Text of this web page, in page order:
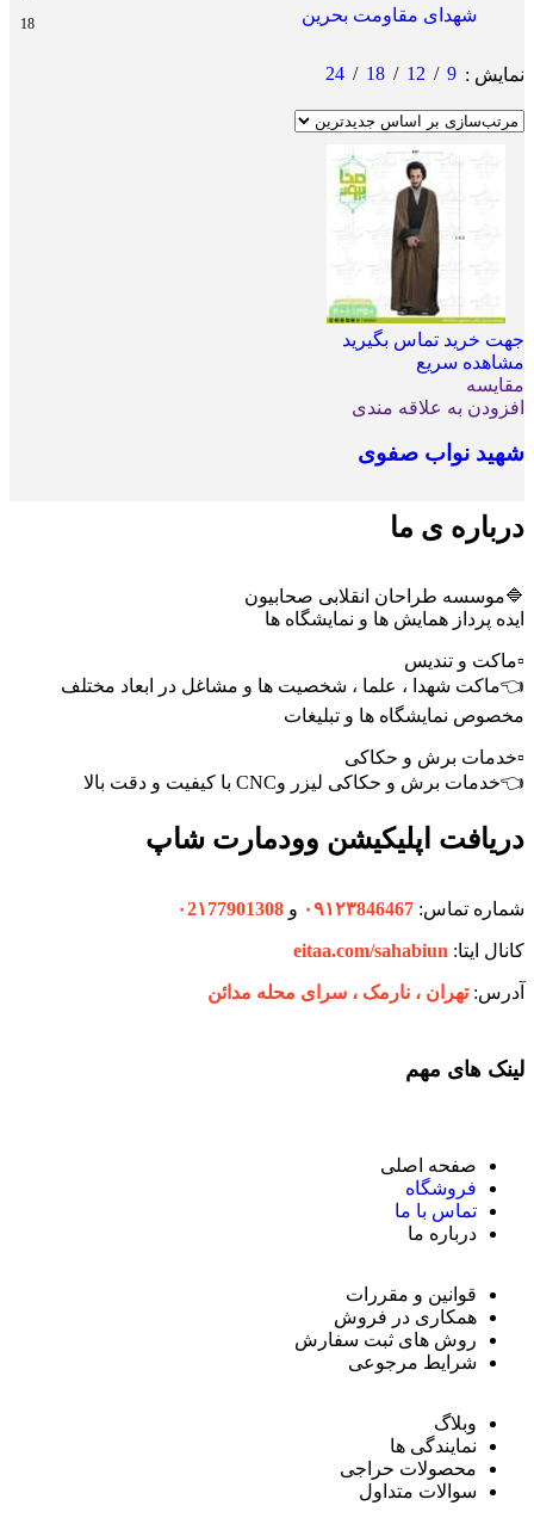
شهدای مقاومت بحرین 18
نمایش 9
12
18
24
جهت خرید تماس بگیرید
مشاهده سریع
مقایسه
افزودن به علاقه مندی
شهید نواب صفوی
درباره ی ما
🔷موسسه طراحان انقلابی صحابیون
ایده پرداز همایش ها و نمایشگاه ها
▫️ماکت و تندیس
👈ماکت شهدا ، علما ، شخصیت ها و مشاغل در ابعاد مختلف
مخصوص نمایشگاه ها و تبلیغات
▫️خدمات برش و حکاکی
👈خدمات برش و حکاکی لیزر وCNC با کیفیت و دقت بالا
دریافت اپلیکیشن وودمارت شاپ
شماره تماس: ۰۹۱۲۳846467 و ۰2۱77901308
کانال ایتا: eitaa.com/sahabiun
آدرس:تهران ،‌ نارمک ، سرای محله مدائن
لینک های مهم
صفحه اصلی
فروشگاه
تماس با ما
درباره ما
قوانین و مقررات
همکاری در فروش
روش های ثبت سفارش
شرایط مرجوعی
وبلاگ
نمایندگی ها
محصولات حراجی
سوالات متداول